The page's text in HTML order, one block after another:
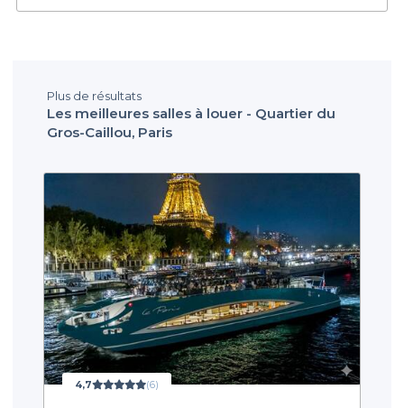
Plus de résultats
Les meilleures salles à louer - Quartier du
Gros-Caillou, Paris
4,7 (6)